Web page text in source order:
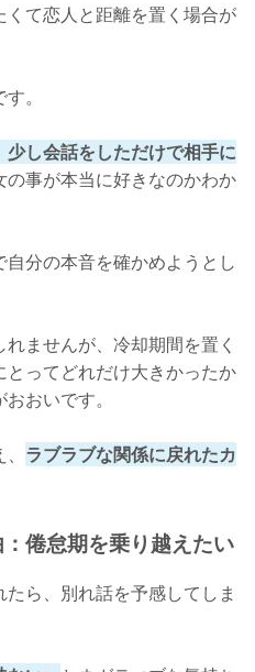
ある！
て恋人と距離を置く場合が
。
し会話をしただけで相手に
の事が本当に好きなのかわか
分の本音を確かめようとし
ませんが、冷却期間を置く
ってどれだけ大きかったか
おいです。
ラブラブな関係に戻れたカ
倦怠期を乗り越えたい
ら、別れ話を予感してしま